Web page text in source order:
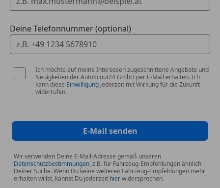
Schaltwippen
Sommerreifen
Spoiler
Sportfahrwerk
Sportpaket
Sprachsteuerung
Touchscreen
Deine Telefonnummer (optional)
Ich möchte auf meine Interessen zugeschnittene Angebote und
Neuigkeiten der AutoScout24 GmbH per E-Mail erhalten. Ich
kann diese Einwilligung jederzeit mit Wirkung für die Zukunft
widerrufen.
E-Mail senden
Wir verwenden Deine E-Mail-Adresse gemäß unseren
Datenschutzbestimmungen, z.B. für Fahrzeug-Empfehlungen ähnlich
Deiner Suche. Wenn Du keine weiteren Fahrzeug-Empfehlungen mehr
erhalten willst, kannst Du jederzeit hierwidersprechen.